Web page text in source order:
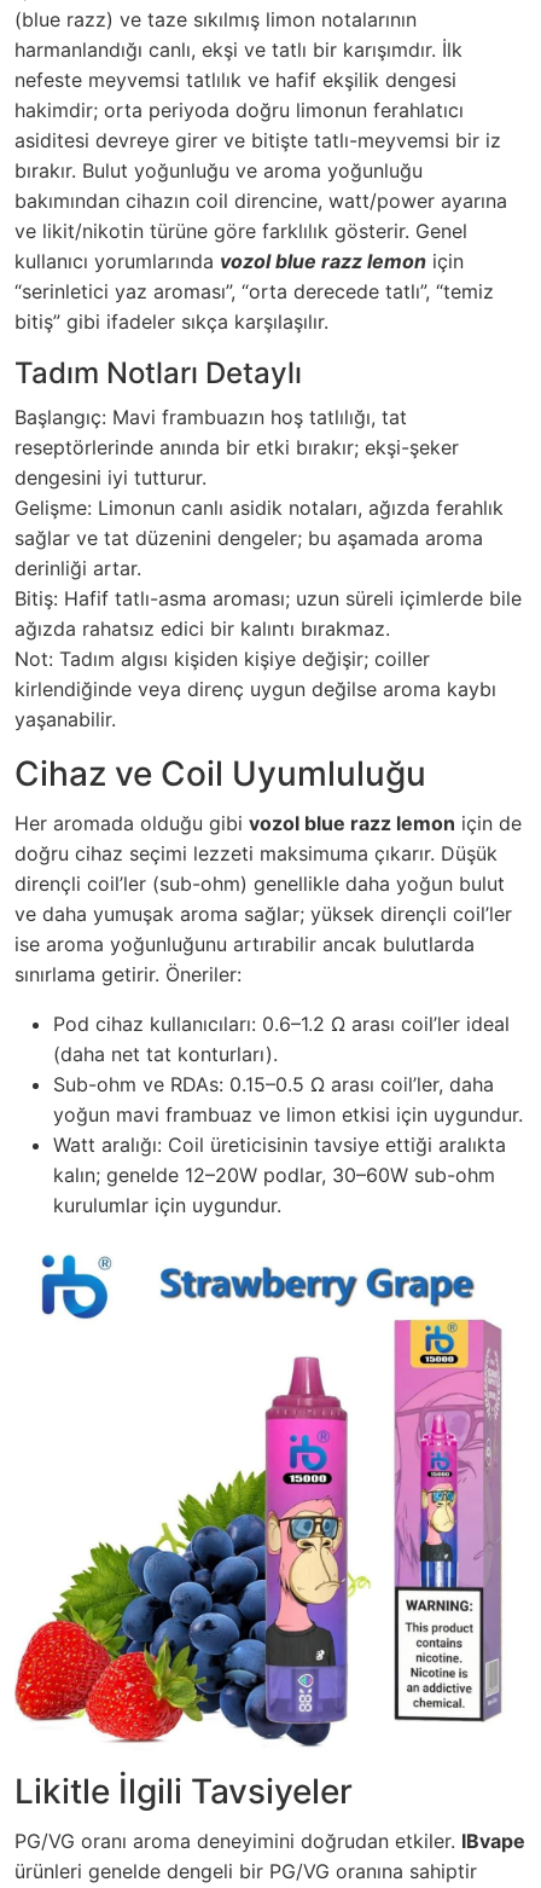
(blue razz) ve taze sıkılmış limon notalarının
harmanlandığı canlı, ekşi ve tatlı bir karışımdır. İlk
nefeste meyvemsi tatlılık ve hafif ekşilik dengesi
hakimdir; orta periyoda doğru limonun ferahlatıcı
asiditesi devreye girer ve bitişte tatlı-meyvemsi bir iz
bırakır. Bulut yoğunluğu ve aroma yoğunluğu
bakımından cihazın coil direncine, watt/power ayarına
ve likit/nikotin türüne göre farklılık gösterir. Genel
kullanıcı yorumlarında vozol blue razz lemon için
“serinletici yaz aroması”, “orta derecede tatlı”, “temiz
bitiş” gibi ifadeler sıkça karşılaşılır.
Tadım Notları Detaylı
Başlangıç: Mavi frambuazın hoş tatlılığı, tat
reseptörlerinde anında bir etki bırakır; ekşi-şeker
dengesini iyi tutturur.
Gelişme: Limonun canlı asidik notaları, ağızda ferahlık
sağlar ve tat düzenini dengeler; bu aşamada aroma
derinliği artar.
Bitiş: Hafif tatlı-asma aroması; uzun süreli içimlerde bile
ağızda rahatsız edici bir kalıntı bırakmaz.
Not: Tadım algısı kişiden kişiye değişir; coiller
kirlendiğinde veya direnç uygun değilse aroma kaybı
yaşanabilir.
Cihaz ve Coil Uyumluluğu
Her aromada olduğu gibi vozol blue razz lemon için de
doğru cihaz seçimi lezzeti maksimuma çıkarır. Düşük
dirençli coil’ler (sub-ohm) genellikle daha yoğun bulut
ve daha yumuşak aroma sağlar; yüksek dirençli coil’ler
ise aroma yoğunluğunu artırabilir ancak bulutlarda
sınırlama getirir. Öneriler:
Pod cihaz kullanıcıları: 0.6–1.2 Ω arası coil’ler ideal
(daha net tat konturları).
Sub-ohm ve RDAs: 0.15–0.5 Ω arası coil’ler, daha
yoğun mavi frambuaz ve limon etkisi için uygundur.
Watt aralığı: Coil üreticisinin tavsiye ettiği aralıkta
kalın; genelde 12–20W podlar, 30–60W sub-ohm
kurulumlar için uygundur.
Likitle İlgili Tavsiyeler
PG/VG oranı aroma deneyimini doğrudan etkiler. IBvape
ürünleri genelde dengeli bir PG/VG oranına sahiptir